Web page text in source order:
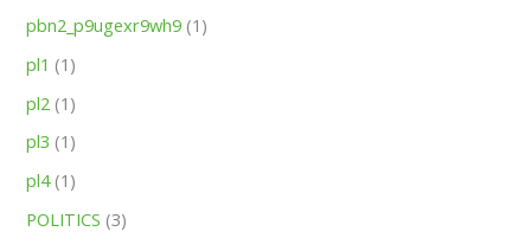
pbn2_p9ugexr9wh9 (1)
pl1 (1)
pl2 (1)
pl3 (1)
pl4(1)
POLITICS (3)